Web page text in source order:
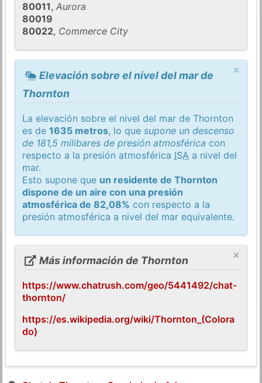
80011,Aurora
80019
80022, Commerce City
×
Elevación sobre el nivel del mar de
Thornton
La elevación sobre el nivel del mar de Thornton
es de1635 metros, lo quesupone un descenso
de 181,5 milibares de presión atmosférica con
respecto a la presión atmosférica ISA a nivel del
mar.
Esto supone que un residente de Thornton
dispone de un aire con una presión
atmosférica de 82,08% con respecto a la
presión atmosférica a nivel del mar equivalente.
×
Más información de Thornton
https://www.chatrush.com/geo/5441492/chat-
thornton/
https://es.wikipedia.org/wiki/Thornton_(Colora
do)